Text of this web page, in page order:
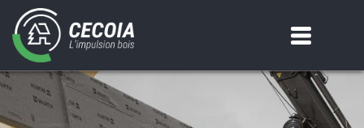
Panneau de gestion des cookies